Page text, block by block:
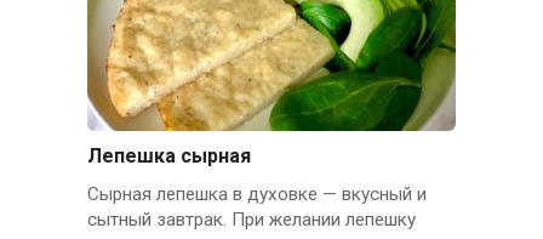
Лепешка сырная
Сырная лепешка в духовке — вкусный и
сытный завтрак. При желании лепешку